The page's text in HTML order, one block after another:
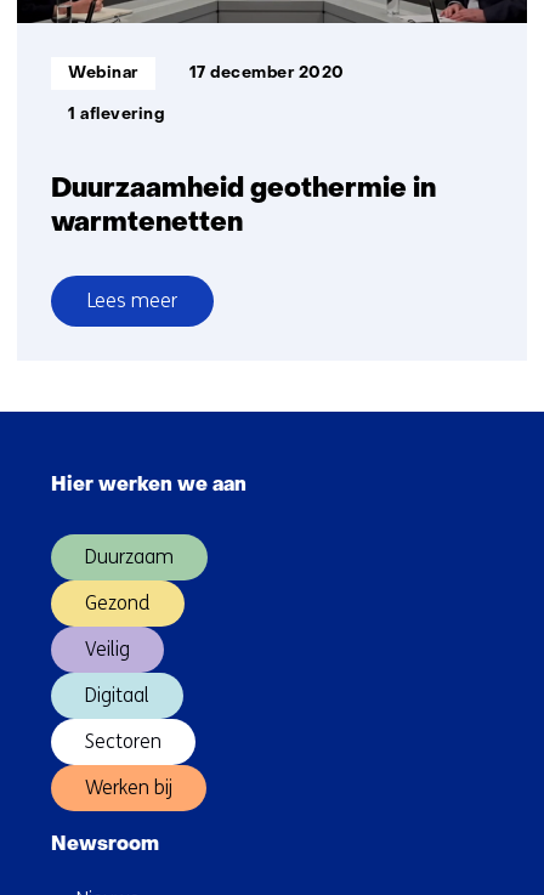
Duurzaamheid geothermie in
warmtenetten
Informatietype:
Webinar 17 december 2020
1 aflevering
Lees meer
over
in
Hier werken we aan
Duurzaam
Gezond
Veilig
Digitaal
Sectoren
Werken bij
Newsroom